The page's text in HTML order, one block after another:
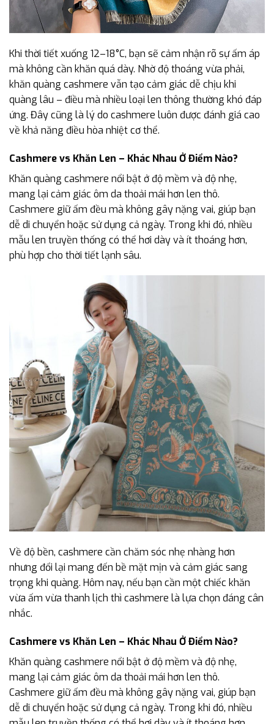
Khi thời tiết xuống 12–18°C, bạn sẽ cảm nhận rõ sự ấm áp
mà không cần khăn quá dày. Nhờ độ thoáng vừa phải,
khăn quàng cashmere vẫn tạo cảm giác dễ chịu khi
quàng lâu – điều mà nhiều loại len thông thường khó đáp
ứng. Đây cũng là lý do cashmere luôn được đánh giá cao
về khả năng điều hòa nhiệt cơ thể.
Cashmere vs Khăn Len – Khác Nhau Ở Điểm Nào?
Khăn quàng cashmere nổi bật ở độ mềm và độ nhẹ,
mang lại cảm giác ôm da thoải mái hơn len thô.
Cashmere giữ ấm đều mà không gây nặng vai, giúp bạn
dễ di chuyển hoặc sử dụng cả ngày. Trong khi đó, nhiều
mẫu len truyền thống có thể hơi dày và ít thoáng hơn,
phù hợp cho thời tiết lạnh sâu.
Về độ bền, cashmere cần chăm sóc nhẹ nhàng hơn
nhưng đổi lại mang đến bề mặt mịn và cảm giác sang
trọng khi quàng. Hôm nay, nếu bạn cần một chiếc khăn
vừa ấm vừa thanh lịch thì cashmere là lựa chọn đáng cân
nhắc.
Cashmere vs Khăn Len – Khác Nhau Ở Điểm Nào?
Khăn quàng cashmere nổi bật ở độ mềm và độ nhẹ,
mang lại cảm giác ôm da thoải mái hơn len thô.
Cashmere giữ ấm đều mà không gây nặng vai, giúp bạn
dễ di chuyển hoặc sử dụng cả ngày. Trong khi đó, nhiều